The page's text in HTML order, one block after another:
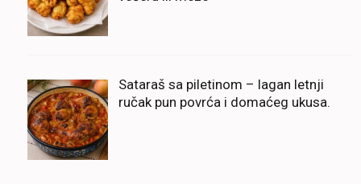
Sataraš sa piletinom – lagan letnji
ručak pun povrća i domaćeg ukusa.